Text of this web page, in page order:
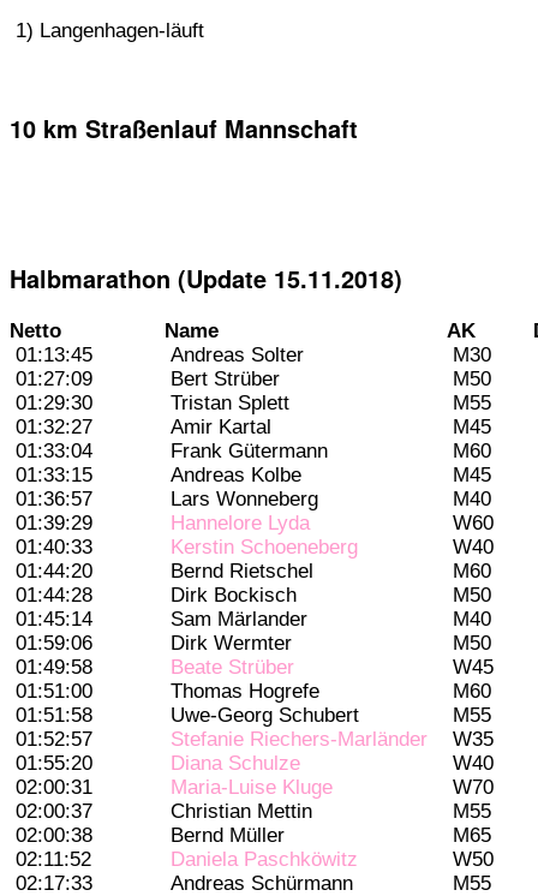
1) Langenhagen-läuft
10 km Straßenlauf Mannschaft
Halbmarathon (Update 15.11.2018)
Netto Name AK
01:13:45
Andreas Solter M30
01:27:09
Bert Strüber M50
01:29:30
Tristan Splett M55
01:32:27
Amir Kartal M45
01:33:04
Frank Gütermann M60
01:33:15
Andreas Kolbe M45
01:36:57
Lars Wonneberg M40
01:39:29
Hannelore Lyda W60
01:40:33
Kerstin Schoeneberg W40
01:44:20
Bernd Rietschel M60
01:44:28
Dirk Bockisch M50
01:45:14
Sam Märlander M40
01:59:06
Dirk Wermter M50
01:49:58
Beate Strüber W45
01:51:00
Thomas Hogrefe M60
01:51:58
Uwe-Georg Schubert M55
01:52:57
Stefanie Riechers-Marländer W35
01:55:20
Diana Schulze W40
02:00:31
Maria-Luise Kluge W70
02:00:37
Christian Mettin M55
02:00:38
Bernd Müller M65
02:11:52
Daniela Paschköwitz W50
02:17:33
Andreas Schürmann M55